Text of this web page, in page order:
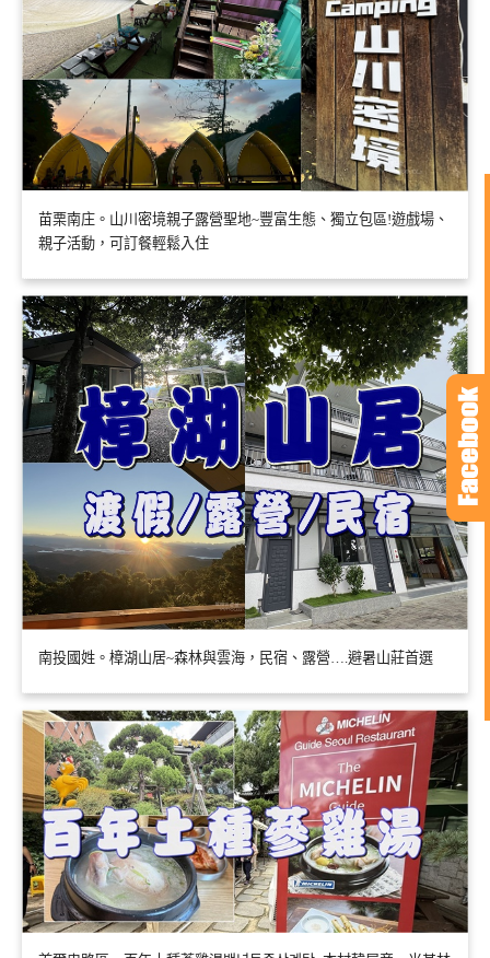
苗栗南庄。山川密境親子露營聖地~豐富生態、獨立包區!遊戲場、
親子活動，可訂餐輕鬆入住
南投國姓。樟湖山居~森林與雲海，民宿、露營….避暑山莊首選